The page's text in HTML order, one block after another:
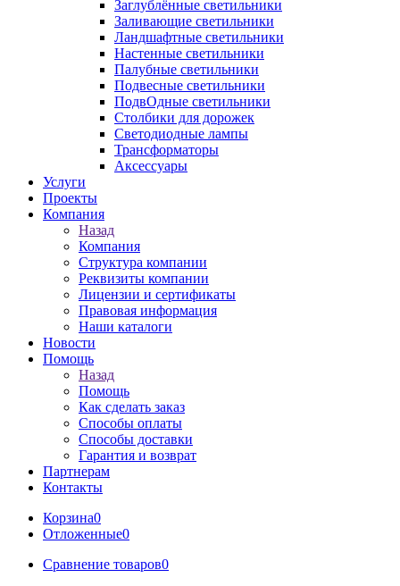
Заглублённые светильники
Заливающие светильники
Ландшафтные светильники
Настенные светильники
Палубные светильники
Подвесные светильники
ПодвОдные светильники
Столбики для дорожек
Светодиодные лампы
Трансформаторы
Аксессуары
Услуги
Проекты
Компания
Назад
Компания
Структура компании
Реквизиты компании
Лицензии и сертификаты
Правовая информация
Наши каталоги
Новости
Помощь
Назад
Помощь
Как сделать заказ
Способы оплаты
Способы доставки
Гарантия и возврат
Партнерам
Контакты
Корзина0
Отложенные0
Сравнение товаров0